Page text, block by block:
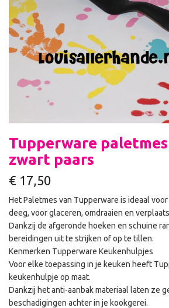
Tupperware
zwart paars
€ 17,50
Het Paletmes van Tupperware is ideaal
deeg, voor glaceren, omdraaien en
Dankzij de afgeronde hoeken en schuine
bereidingen uit te strijken of op te tillen.
Kenmerken Tupperware Keukenhulpjes
Voor elke toepassing in je keuken heeft
keukenhulpje op maat.
Dankzij het anti-aanbak materiaal laten ze
beschadigingen achter in je kookgerei.